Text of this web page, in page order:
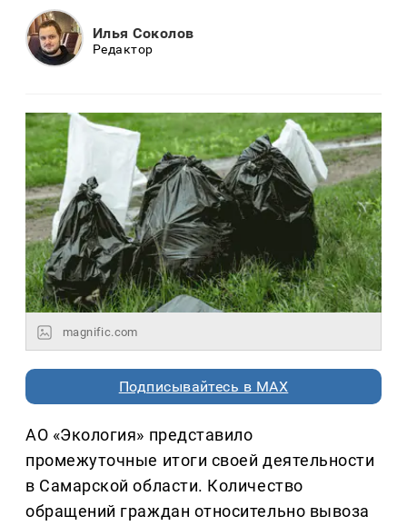
Илья Соколов
Редактор
magnific.com
Подписывайтесь в MAX
АО «Экология» представило
промежуточные итоги своей деятельности
в Самарской области. Количество
обращений граждан относительно вывоза